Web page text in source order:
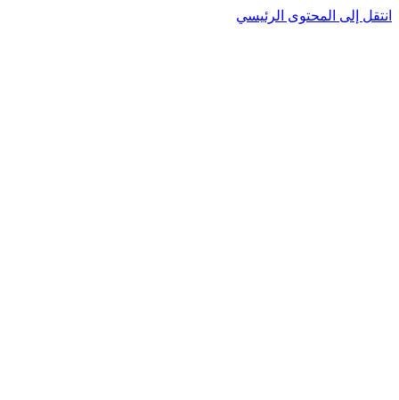
إلى المحتوى الرئيسي